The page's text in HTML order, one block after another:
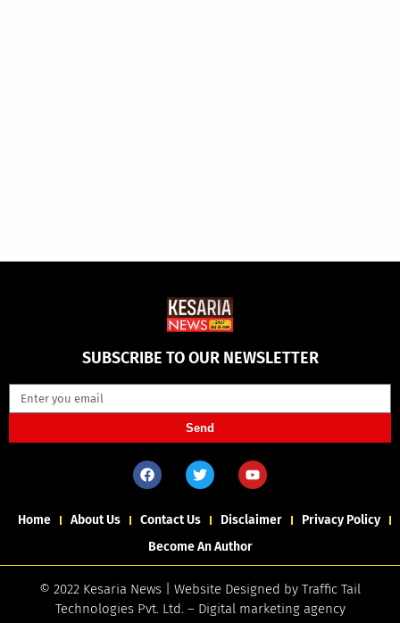
SUBSCRIBE TO OUR NEWSLETTER
Send
Home About Us Contact Us Disclaimer
Privacy Policy
Become An Author
© 2022 Kesaria News | Website Designed by Traffic Tail
Technologies Pvt. Ltd.– Digital marketing agency